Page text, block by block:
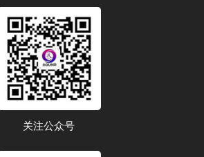
关注公众号